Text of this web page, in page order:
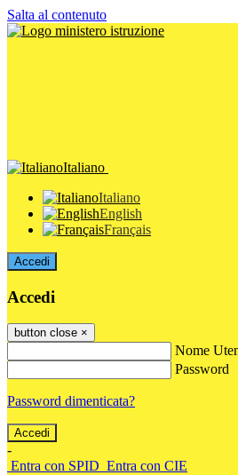
Salta al contenuto
Italiano
Italiano
English
Français
Accedi
Accedi
button close ×
Nome
Password
Password dimenticata?
-
Entra con SPID Entra con CIE